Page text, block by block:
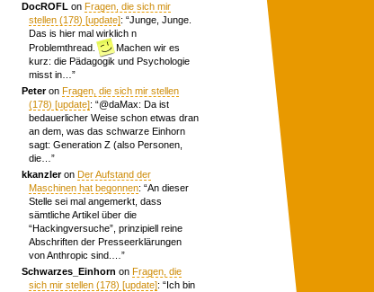
DocROFL onFragen, die sich mir
stellen (178) [update]: “Junge, Junge.
Das is hier mal wirklich n
Problemthread.
Machen wir es
kurz: die Pädagogik und Psychologie
misst in… ”
PeteronFragen, die sich mir stellen
(178) [update]: “@daMax: Da ist
bedauerlicher Weise schon etwas dran
an dem, was das schwarze Einhorn
sagt: Generation Z (also Personen,
die… ”
kkanzleronDer Aufstand der
Maschinen hat begonnen: “An dieser
Stelle sei mal angemerkt, dass
sämtliche Artikel über die
“Hackingversuche”, prinzipiell reine
Abschriften der Presseerklärungen
von Anthropic sind.… ”
Schwarzes_Einhorn onFragen, die
sich mir stellen (178) [update]: “Ich bin